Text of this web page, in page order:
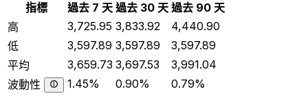
指標 過去 7 天 過去 30 天 過去 90 天
高
3,725.95 3,833.92
4,440.90
低
3,597.89 3,597.89
3,597.89
平均
3,659.73 3,697.53
3,991.04
波動性
1.45% 0.90% 0.79%